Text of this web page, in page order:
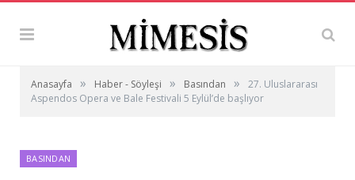
Anasayfa » Haber - Söyleşi » Basından »
27. Uluslararası
Aspendos Opera ve Bale Festivali 5 Eylül’de başlıyor
BASINDAN